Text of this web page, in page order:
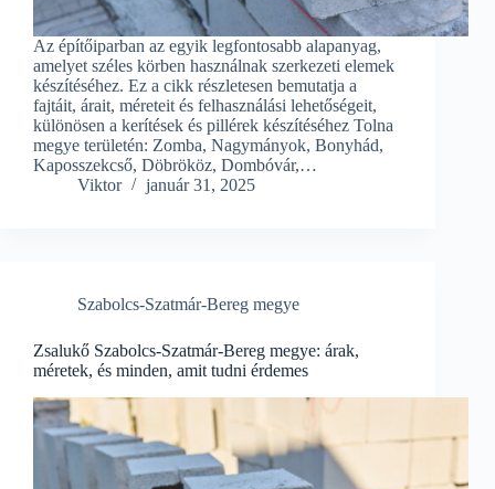
Az építőiparban az egyik legfontosabb alapanyag,
amelyet széles körben használnak szerkezeti elemek
készítéséhez. Ez a cikk részletesen bemutatja a
fajtáit, árait, méreteit és felhasználási lehetőségeit,
különösen a kerítések és pillérek készítéséhez Tolna
megye területén: Zomba, Nagymányok, Bonyhád,
Kaposszekcső, Döbrököz, Dombóvár,…
Viktor
január 31, 2025
Szabolcs-Szatmár-Bereg megye
Zsalukő Szabolcs-Szatmár-Bereg megye: árak,
méretek, és minden, amit tudni érdemes